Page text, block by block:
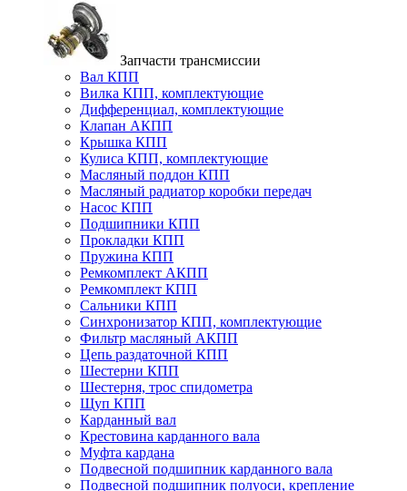
Запчасти трансмиссии
Вал КПП
Вилка КПП, комплектующие
Дифференциал, комплектующие
Клапан АКПП
Крышка КПП
Кулиса КПП, комплектующие
Масляный поддон КПП
Масляный радиатор коробки передач
Насос КПП
Подшипники КПП
Прокладки КПП
Пружина КПП
Ремкомплект АКПП
Ремкомплект КПП
Сальники КПП
Синхронизатор КПП, комплектующие
Фильтр масляный АКПП
Цепь раздаточной КПП
Шестерни КПП
Шестерня, трос спидометра
Щуп КПП
Карданный вал
Крестовина карданного вала
Муфта кардана
Подвесной подшипник карданного вала
Подвесной подшипник полуоси, крепление